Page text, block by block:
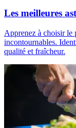
Les meilleures
Apprenez à choisir le
incontournables.
qualité et fraîcheur.